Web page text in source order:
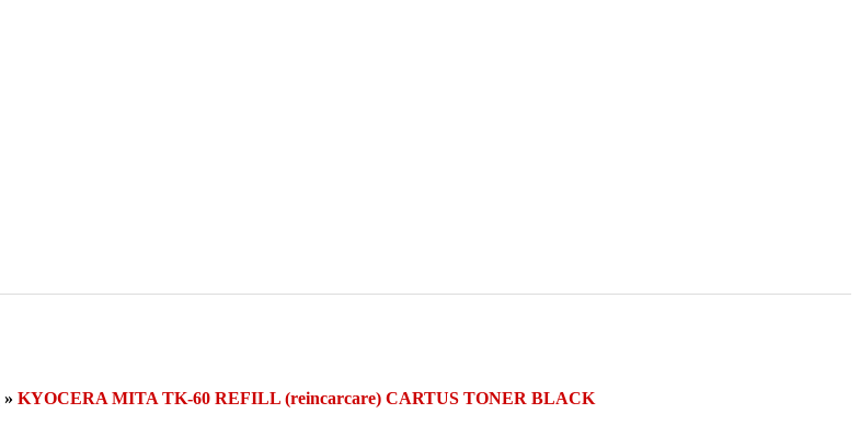
» KYOCERA MITA TK-60 REFILL (reincarcare) CARTUS TONER BLACK